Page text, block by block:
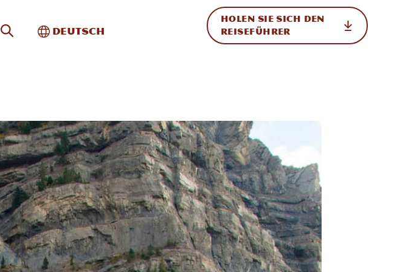
Website-Suche
Toggle International
Deutsch
HOLEN SIE SICH DEN
REISEFÜHRER